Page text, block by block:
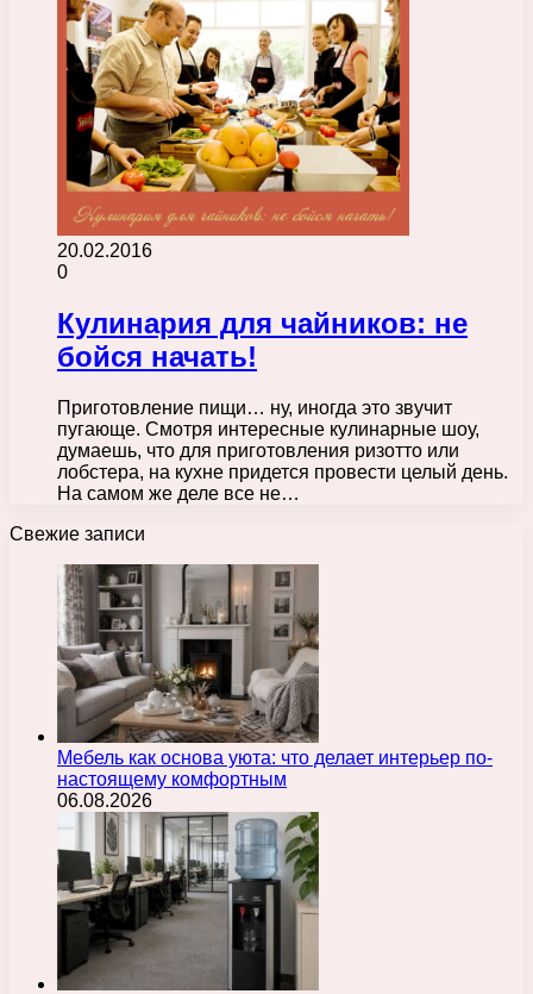
20.02.2016
0
Кулинария для чайников: не
бойся начать!
Приготовление пищи… ну, иногда это звучит
пугающе. Смотря интересные кулинарные шоу,
думаешь, что для приготовления ризотто или
лобстера, на кухне придется провести целый день.
На самом же деле все не…
Свежие записи
Мебель как основа уюта: что делает интерьер по-
настоящему комфортным
06.08.2026